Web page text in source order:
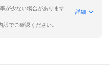
が少ない場合があります
詳細
でご確認ください。